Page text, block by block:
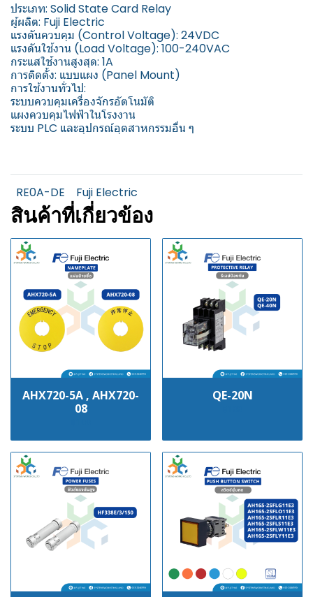
ประเภท: Solid State Card Relay
ผู้ผลิต: Fuji Electric
แรงดันควบคุม (Control Voltage): 24VDC
แรงดันใช้งาน (Load Voltage): 100-240VAC
กระแสใช้งานสูงสุด: 1A
การติดตั้ง: แบบแผง (Panel Mount)
การใช้งานทั่วไป:
ระบบควบคุมเครื่องจักรอัตโนมัติ
แผงควบคุมไฟฟ้าในโรงงาน
ระบบ PLC และอุปกรณ์อุตสาหกรรมอื่น ๆ
RE0A-DE Fuji Electric
สินค้าที่เกี่ยวข้อง
AHX720-5A , AHX720-
08
QE-20N